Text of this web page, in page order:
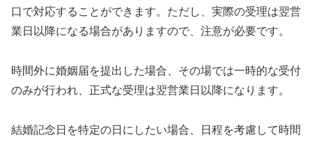
口で対応することができます。ただし、実際の受理は翌営
業日以降になる場合がありますので、注意が必要です。
時間外に婚姻届を提出した場合、その場では一時的な受付
のみが行われ、正式な受理は翌営業日以降になります。
結婚記念日を特定の日にしたい場合、日程を考慮して時間